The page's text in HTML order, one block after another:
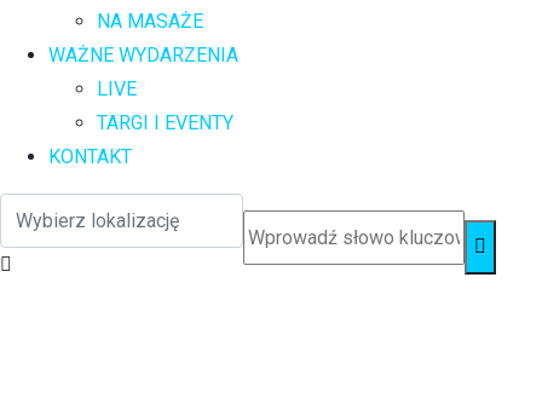
NA MASAŻE
WAŻNE WYDARZENIA
LIVE
TARGI I EVENTY
KONTAKT